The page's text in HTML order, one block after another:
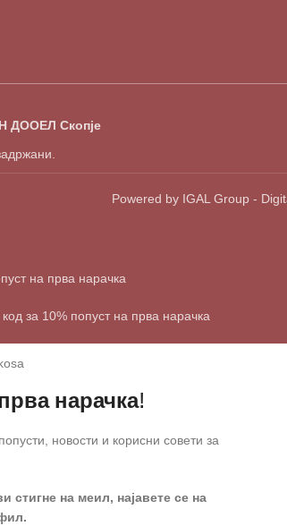
Скопје
Powered by IGAL Group -
на прва нарачка
за 10% попуст на прва нарачка
нарачка!
новости и корисни совети за
стигне на меил, најавете се на